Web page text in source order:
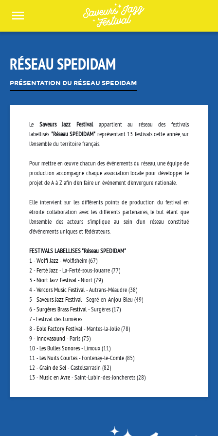
RÉSEAU SPEDIDAM
PRÉSENTATION DU RÉSEAU SPEDIDAM
Le Saveurs Jazz Festival
appartient au réseau des festivals
labellisés "Réseau SPEDIDAM" représentant 13 festivals cette année, sur
l'ensemble du territoire français.
Pour mettre en œuvrechacun des événements du réseau, une équipe de
production accompagne chaque association locale pour développer le
projet de A à Z afin d'en faire un événement d'envergure nationale.
Elle intervient sur les différents points de production du festival en
étroite collaboration avec les différents partenaires, le but étant que
l'ensemble des acteurs s'implique au sein d'un réseau constitué
d'événements uniques et fédérateurs.
FESTIVALS LABELLISES "Réseau SPEDIDAM"
1 -Wolfi Jazz- Wolfisheim (67)
2 -Ferté Jazz- La-Ferté-sous-Jouarre (77)
3 -Niort Jazz Festival- Niort (79)
4 -Vercors Music Festival- Autrans-Méaudre (38)
5 -Saveurs Jazz Festival- Segré-en-Anjou-Bleu (49)
6 -Surgères Brass Festival- Surgères (17)
7 - Festival des Lumières
8 -Eole Factory Festival- Mantes-la-Jolie (78)
9 - Innovasound - Paris (75)
10 -Les Bulles Sonores- Limoux (11)
11 -Les Nuits Courtes- Fontenay-le-Comte (85)
12 -Grain de Sel- Castelsarrasin (82)
13 -Music en Avre- Saint-Lubin-des-Joncherets (28)